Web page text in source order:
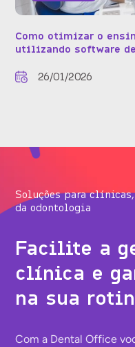
Como otimizar o
utilizando software
26/01/2026
Soluções para
da odontologia
Facilite a
clínica e
na sua
Com a Dental Office